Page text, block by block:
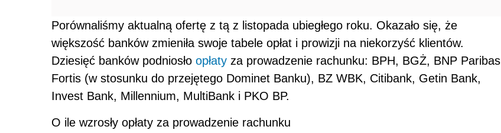
Porównaliśmy aktualną ofertę z tą z listopada ubiegłego roku. Okazało się, że
większość banków zmieniła swoje tabele opłat i prowizji na niekorzyść klientów.
Dziesięć banków podniosło opłaty za prowadzenie rachunku: BPH, BGŻ, BNP Paribas
Fortis (w stosunku do przejętego Dominet Banku), BZ WBK, Citibank, Getin Bank,
Invest Bank, Millennium, MultiBank i PKO BP.
O ile wzrosły opłaty za prowadzenie rachunku